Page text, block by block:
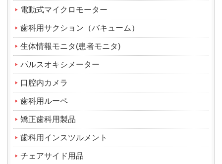
電動式マイクロモーター
歯科用サクション（バキューム）
生体情報モニタ(患者モニタ)
パルスオキシメーター
口腔内カメラ
歯科用ルーペ
矯正歯科用製品
歯科用インスツルメント
チェアサイド用品